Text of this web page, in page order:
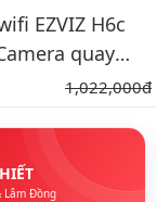
EZVIZ H6c
quay
thông
Giá gốc:
1,022,000đ
Lâm Đồng